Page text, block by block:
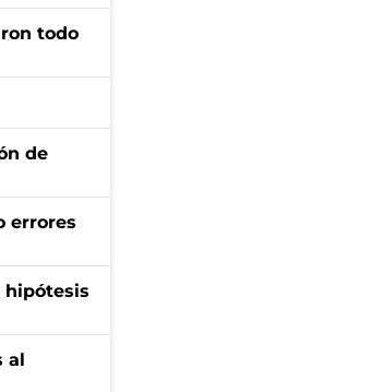
todo
de
errores
hipótesis
al